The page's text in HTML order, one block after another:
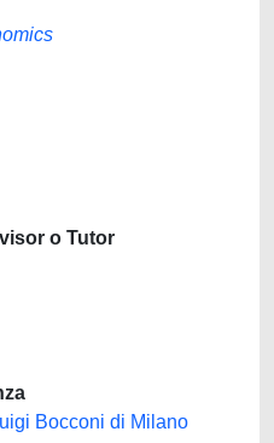
o Tutor
Bocconi di Milano